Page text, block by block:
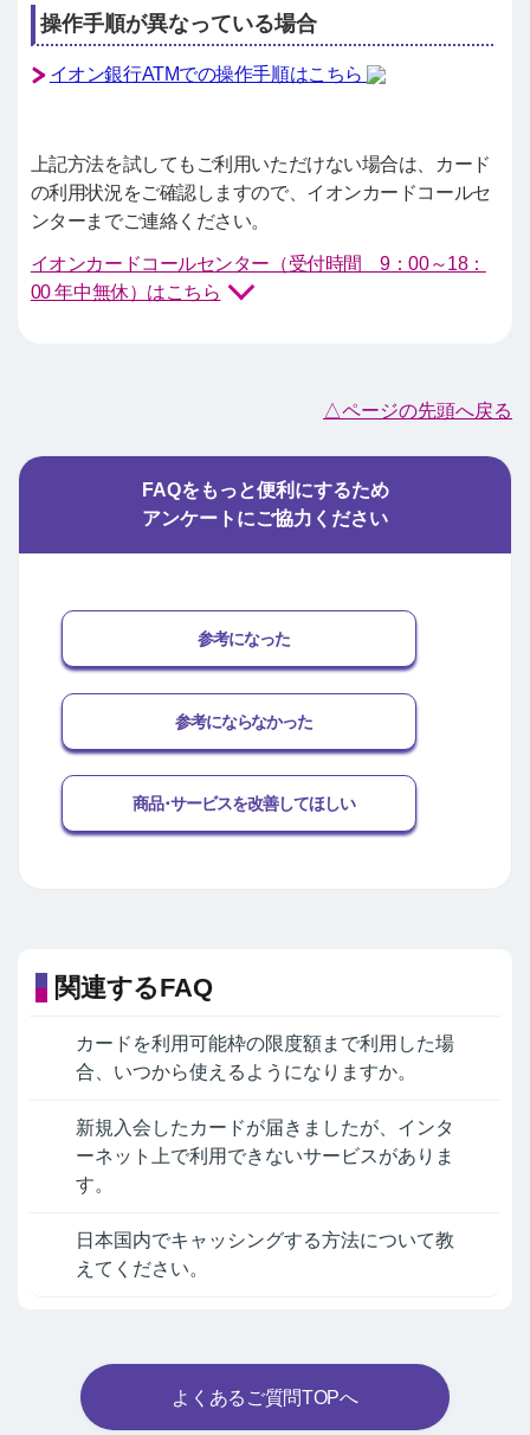
操作手順が異なっている場合
イオン銀行ATMでの操作手順はこちら
上記方法を試してもご利用いただけない場合は、カード
の利用状況をご確認しますので、イオンカードコールセ
ンターまでご連絡ください。
イオンカードコールセンター（受付時間 9：00～18：
00 年中無休）はこちら
△ページの先頭へ戻る
FAQをもっと便利にするため
アンケートにご協力ください
参考になった
参考にならなかった
商品･サービスを改善してほしい
関連するFAQ
カードを利用可能枠の限度額まで利用した場
合、いつから使えるようになりますか。
新規入会したカードが届きましたが、インタ
ーネット上で利用できないサービスがありま
す。
日本国内でキャッシングする方法について教
えてください。
よくあるご質問TOPへ